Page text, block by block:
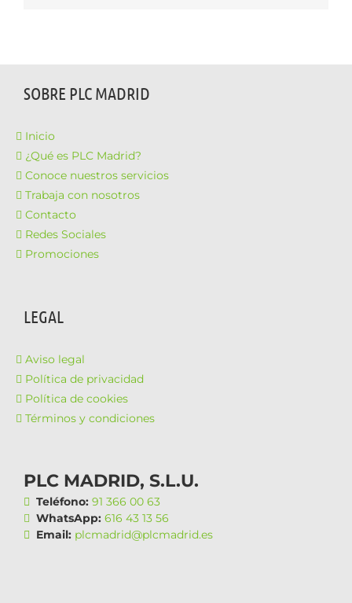
SOBRE PLC MADRID
Inicio
¿Qué es PLC Madrid?
Conoce nuestros servicios
Trabaja con nosotros
Contacto
Redes Sociales
Promociones
LEGAL
Aviso legal
Política de privacidad
Política de cookies
Términos y condiciones
PLC MADRID, S.L.U.
Teléfono: 91 366 00 63
WhatsApp: 616 43 13 56
Email: plcmadrid@plcmadrid.es